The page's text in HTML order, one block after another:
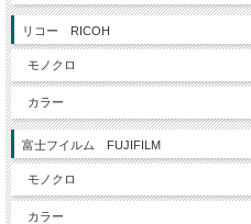
リコー RICOH
モノクロ
カラー
富士フイルム FUJIFILM
モノクロ
カラー